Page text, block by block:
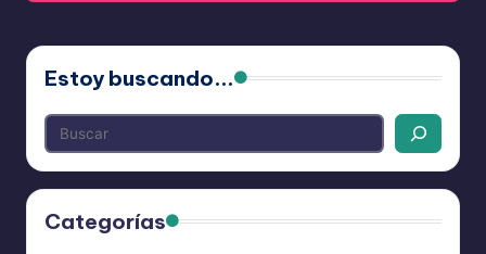
Estoy buscando...
Categorías